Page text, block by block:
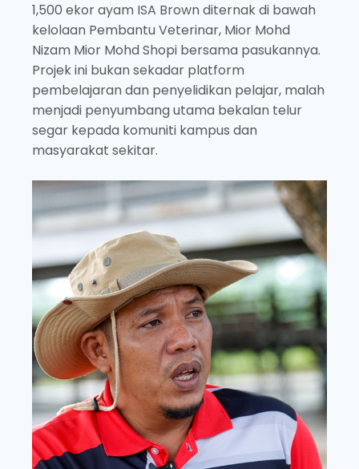
1,500 ekor ayam ISA Brown diternak di bawah
kelolaan Pembantu Veterinar, Mior Mohd
Nizam Mior Mohd Shopi bersama pasukannya.
Projek ini bukan sekadar platform
pembelajaran dan penyelidikan pelajar, malah
menjadi penyumbang utama bekalan telur
segar kepada komuniti kampus dan
masyarakat sekitar.